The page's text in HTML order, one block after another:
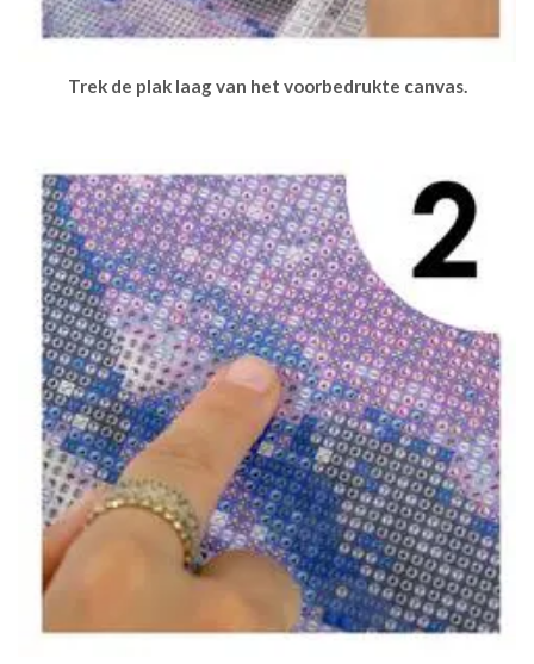
Trek de plak laag van het voorbedrukte canvas.